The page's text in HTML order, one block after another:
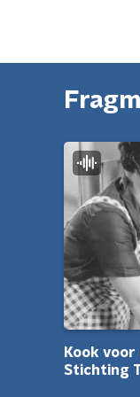
Kook
Stichting